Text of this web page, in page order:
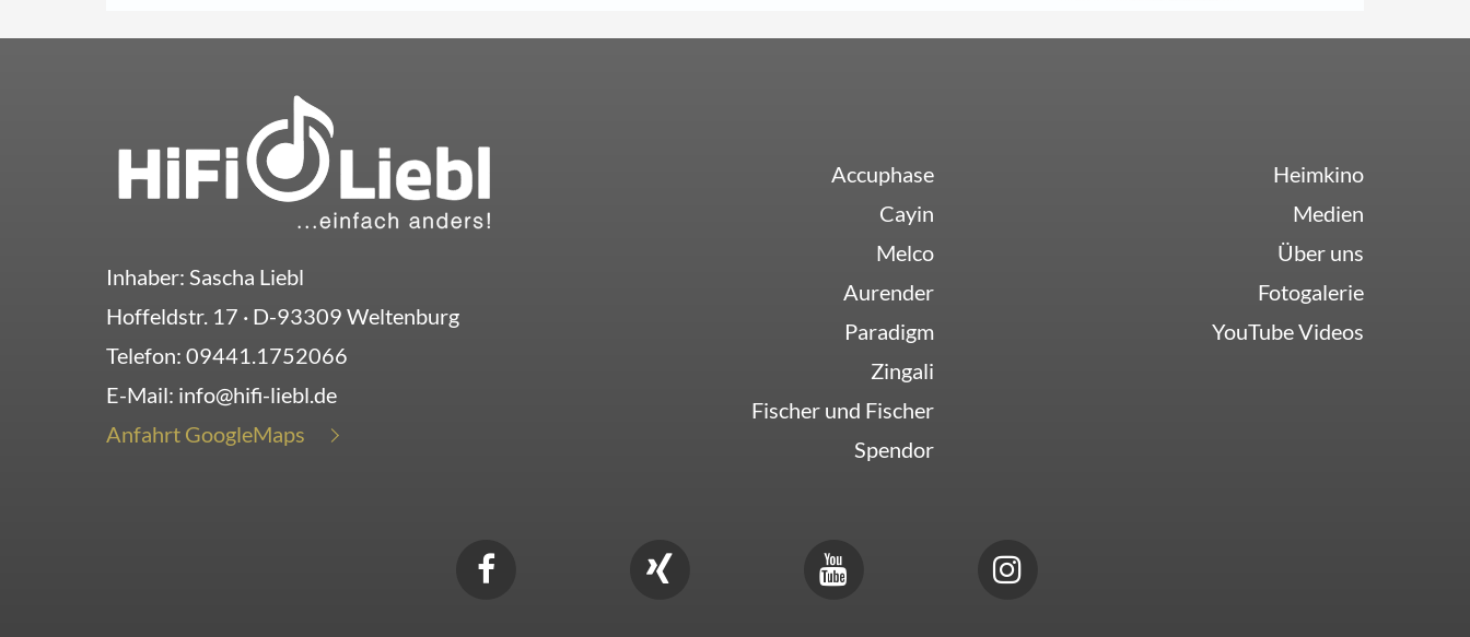
Inhaber: Sascha Liebl
Hoffeldstr. 17 · D-93309 Weltenburg
Telefon: 09441.1752066
E-Mail: info@hifi-liebl.de
Anfahrt GoogleMaps
Accuphase
Cayin
Melco
Aurender
Paradigm
Zingali
Fischer und Fischer
Spendor
Heimkino
Medien
Über uns
Fotogalerie
YouTube Videos